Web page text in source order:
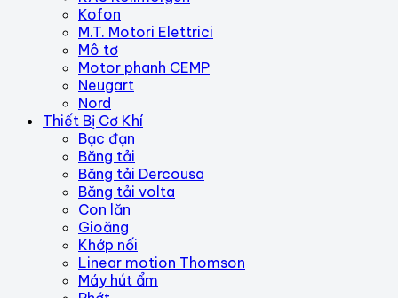
Kofon
M.T. Motori Elettrici
Mô tơ
Motor phanh CEMP
Neugart
Nord
Thiết Bị Cơ Khí
Bạc đạn
Băng tải
Băng tải Dercousa
Băng tải volta
Con lăn
Gioăng
Khớp nối
Linear motion Thomson
Máy hút ẩm